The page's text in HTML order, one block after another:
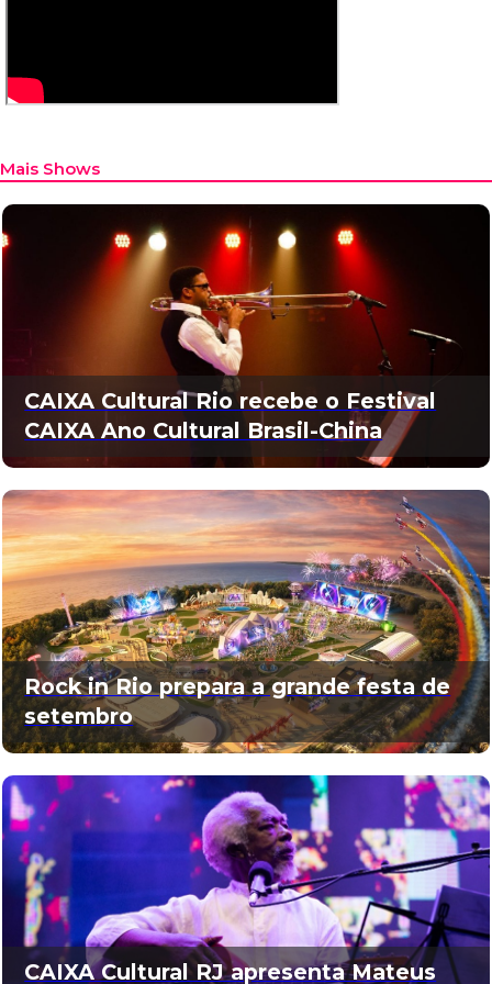
Mais Shows
CAIXA Cultural Rio recebe o Festival
CAIXA Ano Cultural Brasil-China
Rock in Rio prepara a grande festa de
setembro
CAIXA Cultural RJ apresenta Mateus